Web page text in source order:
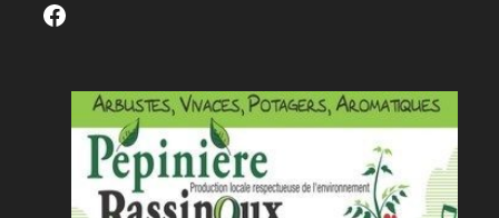
Facebook